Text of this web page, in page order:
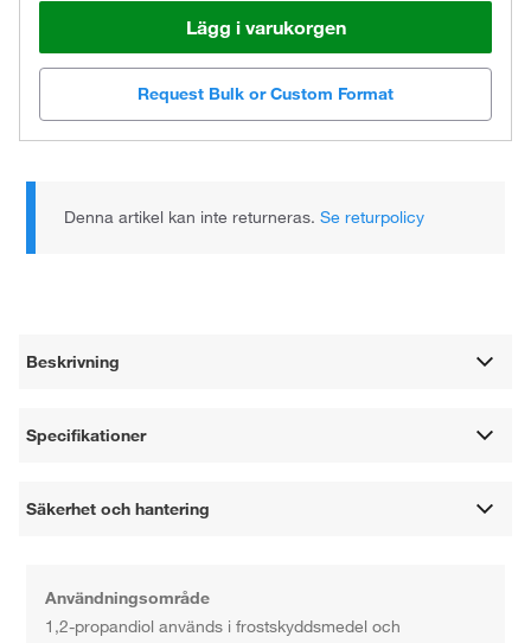
Lägg i varukorgen
Request Bulk or Custom Format
Denna artikel kan inte returneras.Se returpolicy
Beskrivning
Specifikationer
Säkerhet och hantering
Användningsområde
1,2-propandiol används i frostskyddsmedel och